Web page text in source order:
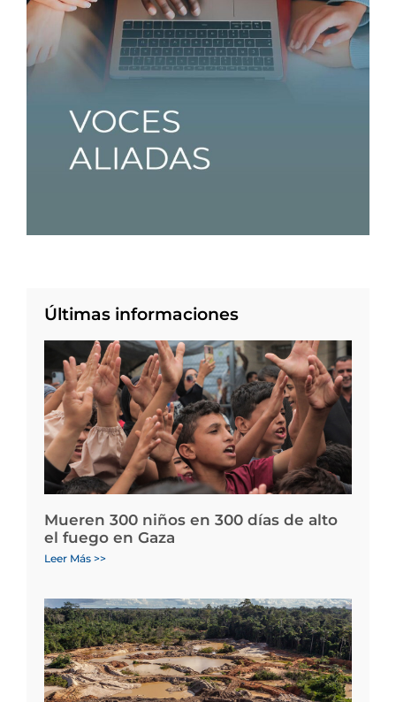
Últimas informaciones
Mueren 300 niños en 300 días de alto
el fuego en Gaza
Leer Más >>